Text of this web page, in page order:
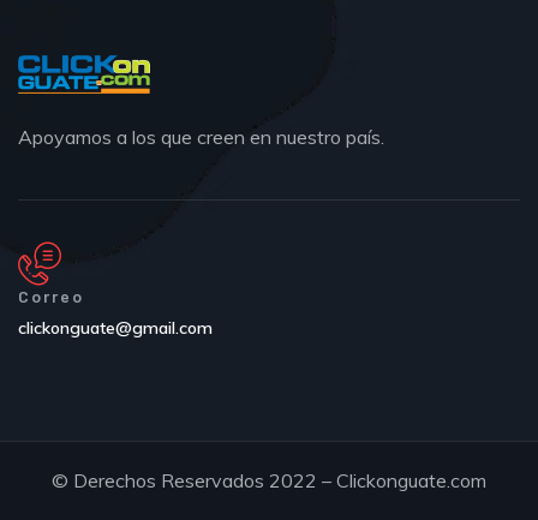
Apoyamos a los que creen en nuestro país.
Correo
clickonguate@gmail.com
© Derechos Reservados 2022 – Clickonguate.com